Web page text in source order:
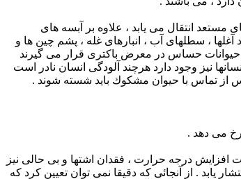
انتقال می یابد ، علاوه بر آبسه های
، سطلهای آب ، انبارهای غله ، پشم چین ها و
حیوانات حساس در معرض باكتری قرار می گیرند
نیز وجود دارد هرچند آلودگی انسان نادر است
از تماس با حیوان مشكوك باید شسته شوند .
رخ می دهد .
افزایش درجه حرارت ، فقدان اشتها و بی حالی نیز
یابد . از آنجائی كه دقیقا نمی توان تعیین كرد كه